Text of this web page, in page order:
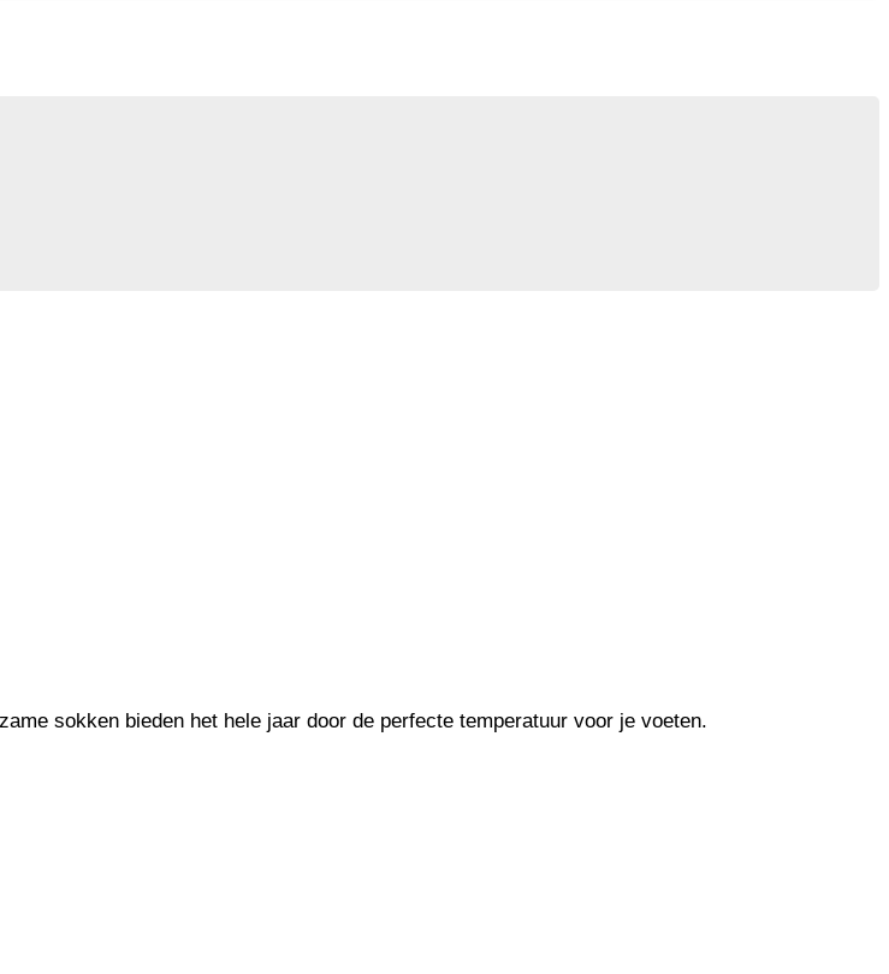
sokken bieden het hele jaar door de perfecte temperatuur voor je voeten.